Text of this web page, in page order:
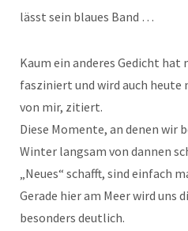
lässt sein blaues Band …
Kaum ein anderes Gedicht hat
fasziniert und wird auch heute
von mir, zitiert.
Diese Momente, an denen wir
Winter langsam von dannen
„Neues“ schafft, sind einfach
Gerade hier am Meer wird uns
besonders deutlich.